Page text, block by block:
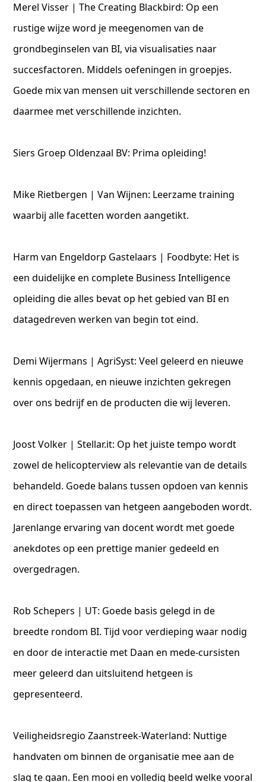
Merel Visser | The Creating Blackbird: Op een
rustige wijze word je meegenomen van de
grondbeginselen van BI, via visualisaties naar
succesfactoren. Middels oefeningen in groepjes.
Goede mix van mensen uit verschillende sectoren en
daarmee met verschillende inzichten.
Siers Groep Oldenzaal BV: Prima opleiding!
Mike Rietbergen | Van Wijnen: Leerzame training
waarbij alle facetten worden aangetikt.
Harm van Engeldorp Gastelaars | Foodbyte: Het is
een duidelijke en complete Business Intelligence
opleiding die alles bevat op het gebied van BI en
datagedreven werken van begin tot eind.
Demi Wijermans | AgriSyst: Veel geleerd en nieuwe
kennis opgedaan, en nieuwe inzichten gekregen
over ons bedrijf en de producten die wij leveren.
Joost Volker | Stellar.it: Op het juiste tempo wordt
zowel de helicopterview als relevantie van de details
behandeld. Goede balans tussen opdoen van kennis
en direct toepassen van hetgeen aangeboden wordt.
Jarenlange ervaring van docent wordt met goede
anekdotes op een prettige manier gedeeld en
overgedragen.
Rob Schepers | UT: Goede basis gelegd in de
breedte rondom BI. Tijd voor verdieping waar nodig
en door de interactie met Daan en mede-cursisten
meer geleerd dan uitsluitend hetgeen is
gepresenteerd.
Veiligheidsregio Zaanstreek-Waterland: Nuttige
handvaten om binnen de organisatie mee aan de
slag te gaan. Een mooi en volledig beeld welke vooral